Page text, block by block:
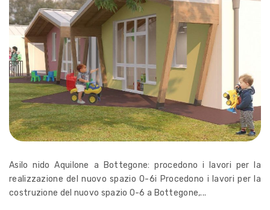
Asilo nido Aquilone a Bottegone: procedono i lavori per la
realizzazione del nuovo spazio 0-6i Procedono i lavori per la
costruzione del nuovo spazio 0-6 a Bottegone,...